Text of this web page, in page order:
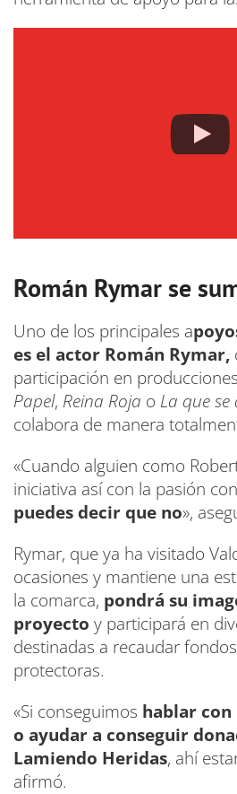
Román Rymar se
Uno de los principales a
es el actor Román Rymar,
participación en
Papel, Reina Roja o La que se
colabora de manera
«Cuando alguien como
iniciativa así con la pasión
puedes decir que no»,
Rymar, que ya ha visitado
ocasiones y mantiene una
la comarca, pondrá su
proyecto y participará en
destinadas a recaudar
protectoras.
«Si conseguimos hablar con
o ayudar a conseguir
Lamiendo Heridas, ahí
afirmó.